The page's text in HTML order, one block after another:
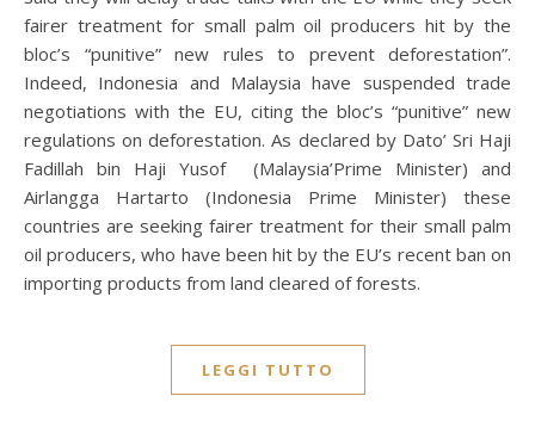
fairer treatment for small palm oil producers hit by the
bloc’s “punitive” new rules to prevent deforestation”.
Indeed, Indonesia and Malaysia have suspended trade
negotiations with the EU, citing the bloc’s “punitive” new
regulations on deforestation. As declared by Dato’ Sri Haji
Fadillah bin Haji Yusof (Malaysia’Prime Minister) and
Airlangga Hartarto (Indonesia Prime Minister) these
countries are seeking fairer treatment for their small palm
oil producers, who have been hit by the EU’s recent ban on
importing products from land cleared of forests.
LEGGI TUTTO